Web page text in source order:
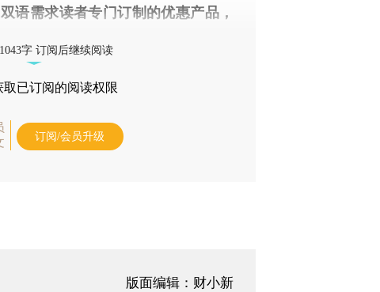
语需求读者专门订制的优惠产品，
字 订阅后继续阅读
取已订阅的阅读权限
订阅/会员升级
版面编辑：财小新